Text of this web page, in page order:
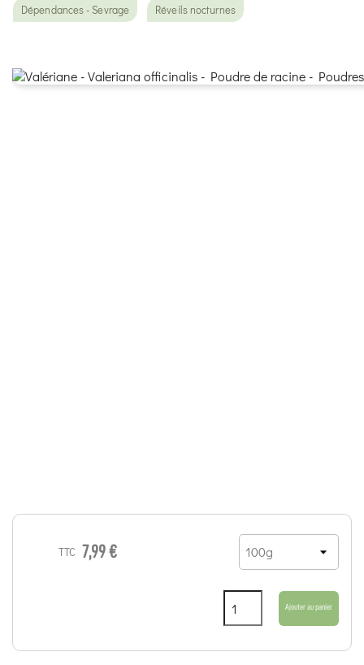
Dépendances - Sevrage Réveils nocturnes
TTC 7,99 €
Ajouter au panier